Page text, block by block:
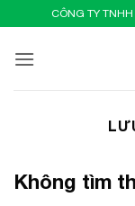
qua
nội
CÔNG TY
Không tìm